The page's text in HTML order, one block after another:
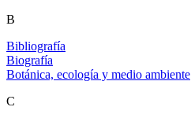
B
Bibliografía
Biografía
Botánica, ecología y medio ambiente
C